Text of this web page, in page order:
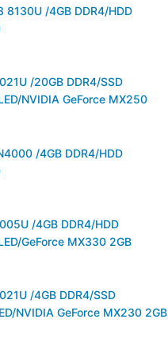
8130U /4GB DDR4/HDD
/20GB DDR4/SSD
NVIDIA GeForce MX250
/4GB DDR4/HDD
/4GB DDR4/HDD
GeForce MX330 2GB
/4GB DDR4/SSD
NVIDIA GeForce MX230 2GB